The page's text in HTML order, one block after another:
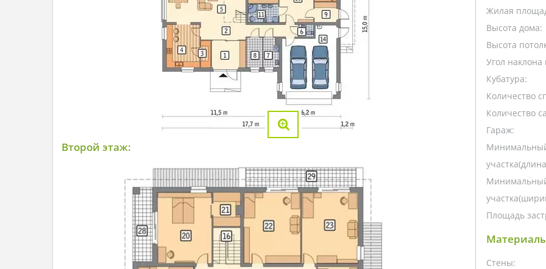
Второй этаж:
Жилая
Высота дома:
Высота
Угол наклона
Кубатура:
Количество
Количество
Гараж:
Площадь
Стены: